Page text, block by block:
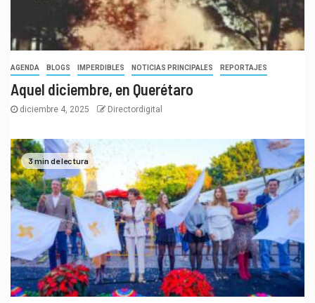
AGENDA BLOGS IMPERDIBLES NOTICIAS PRINCIPALES REPORTAJES
Aquel diciembre, en Querétaro
diciembre 4, 2025 Directordigital
3 min de lectura